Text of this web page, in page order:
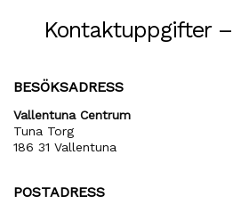
Kontaktuppgifter –
BESÖKSADRESS
Vallentuna Centrum
Tuna Torg
186 31 Vallentuna
POSTADRESS